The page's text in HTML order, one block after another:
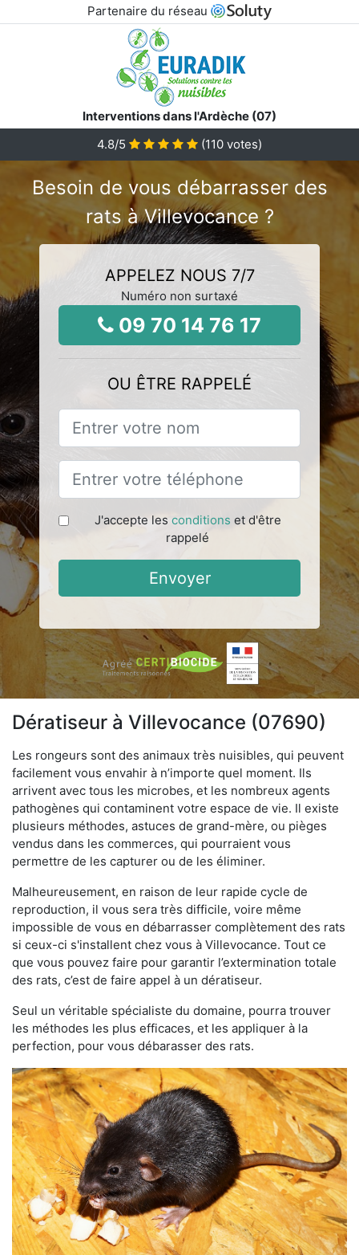
Partenaire du réseau
Interventions dans l'Ardèche (07)
4.8/5 (110 votes)
Besoin de vous débarrasser des
rats à Villevocance ?
APPELEZ NOUS 7/7
Numéro non surtaxé
09 70 14 76 17
OU ÊTRE RAPPELÉ
J'accepte les conditions et d'être
rappelé
Envoyer
Dératiseur à Villevocance (07690)
Les rongeurs sont des animaux très nuisibles, qui peuvent
facilement vous envahir à n’importe quel moment. Ils
arrivent avec tous les microbes, et les nombreux agents
pathogènes qui contaminent votre espace de vie. Il existe
plusieurs méthodes, astuces de grand-mère, ou pièges
vendus dans les commerces, qui pourraient vous
permettre de les capturer ou de les éliminer.
Malheureusement, en raison de leur rapide cycle de
reproduction, il vous sera très difficile, voire même
impossible de vous en débarrasser complètement des rats
si ceux-ci s'installent chez vous à Villevocance. Tout ce
que vous pouvez faire pour garantir l’extermination totale
des rats, c’est de faire appel à un dératiseur.
Seul un véritable spécialiste du domaine, pourra trouver
les méthodes les plus efficaces, et les appliquer à la
perfection, pour vous débarasser des rats.